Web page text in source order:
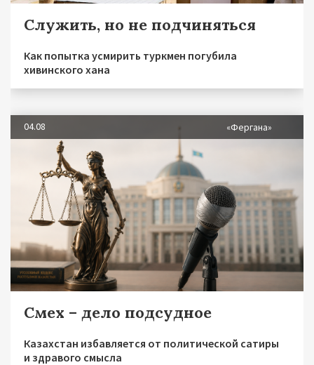
Служить, но не подчиняться
Как попытка усмирить туркмен погубила
хивинского хана
04.08 «Фергана»
Смех – дело подсудное
Казахстан избавляется от политической сатиры
и здравого смысла